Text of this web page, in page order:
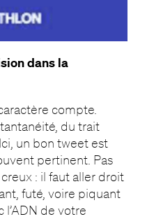
dans la
compte.
du trait
un bon tweet est
pertinent. Pas
: il faut aller droit
futé, voire piquant
l’ADN de votre